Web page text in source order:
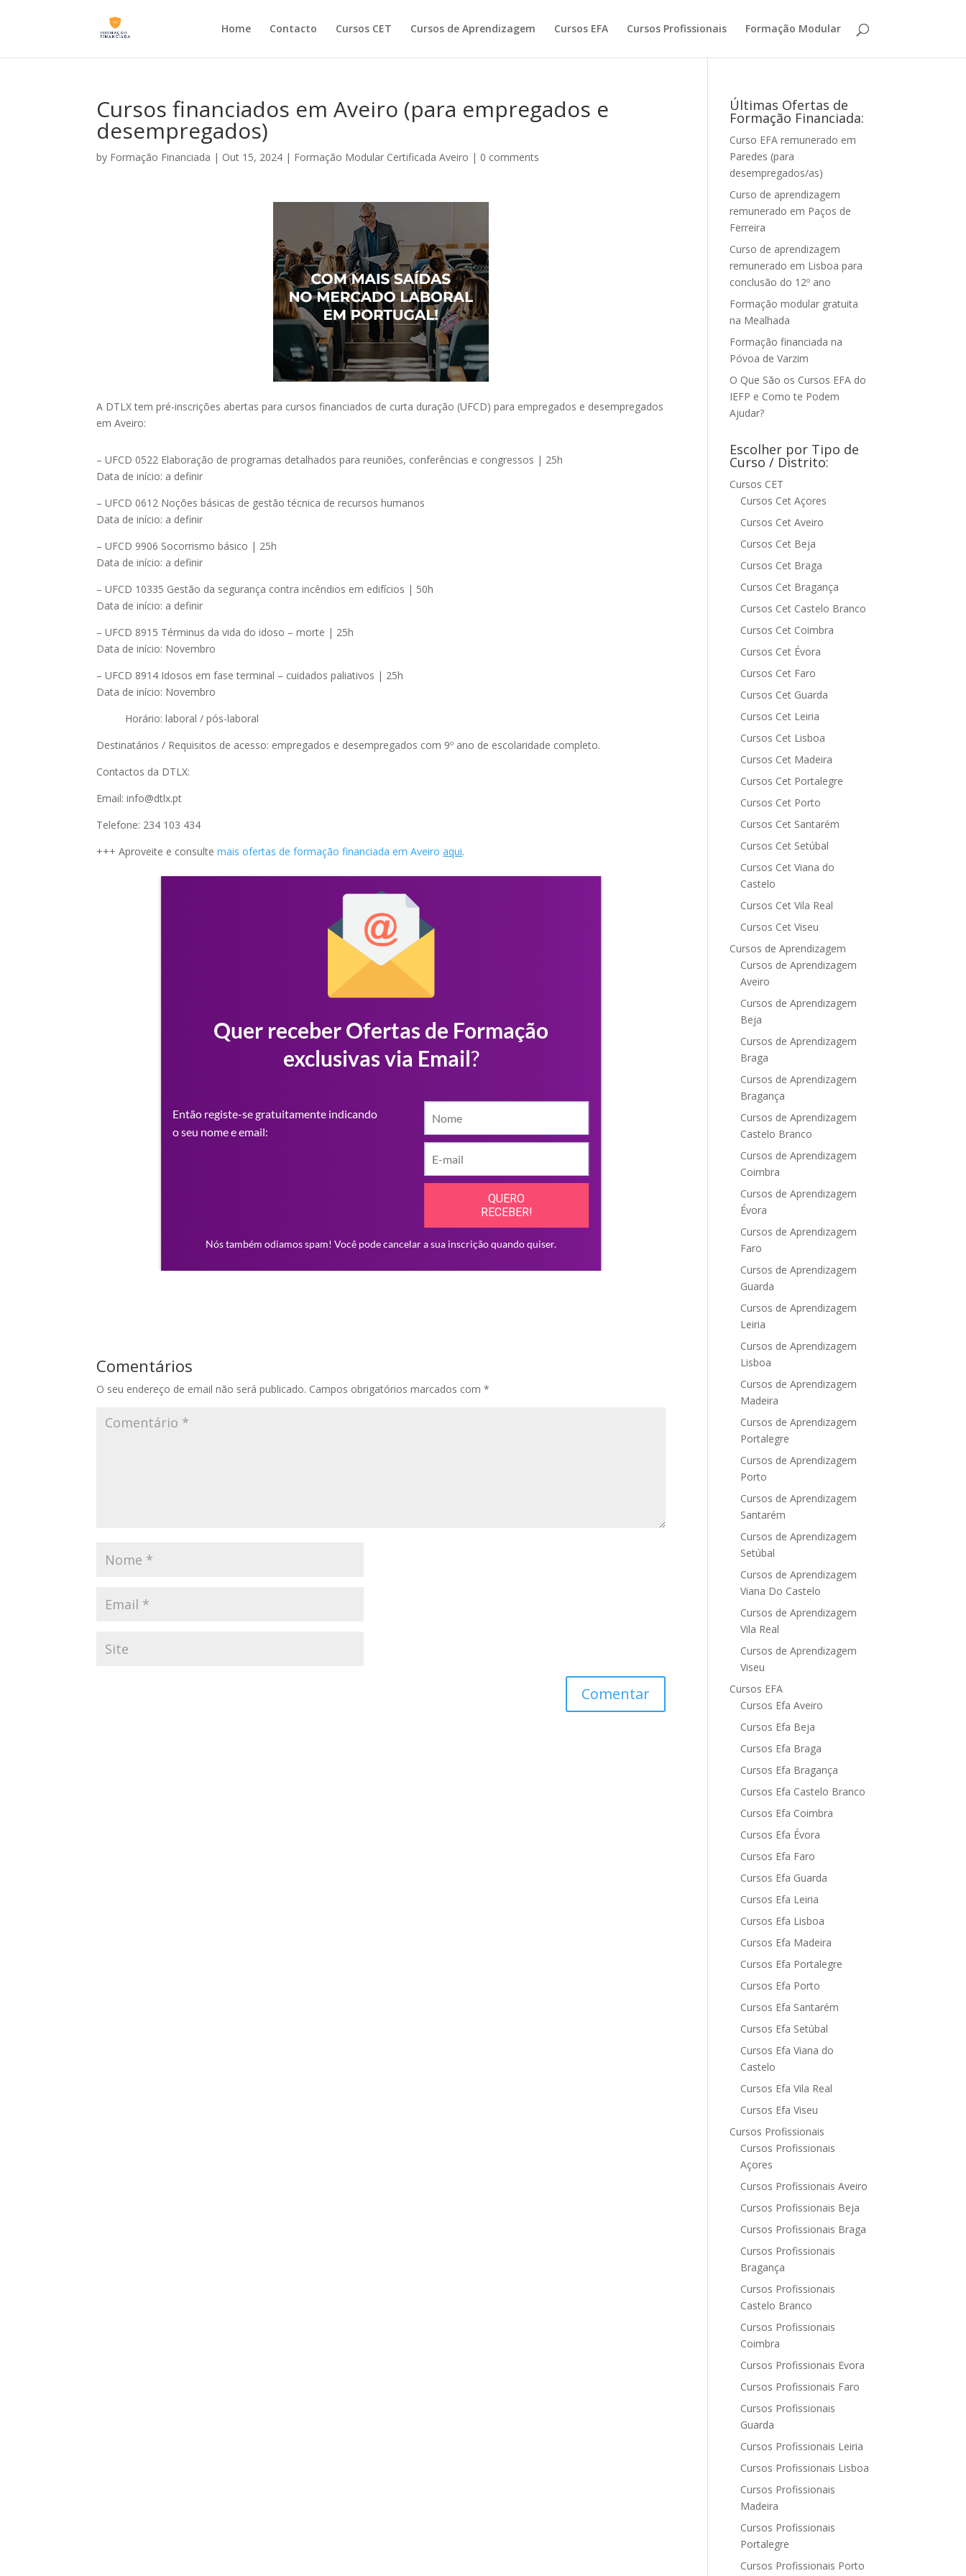
Home Contacto Cursos CET Cursos de Aprendizagem Cursos EFA Cursos Profissionais Formação Modular
Cursos financiados em Aveiro (para empregados e
desempregados)
by Formação Financiada | Out 15, 2024 | Formação Modular Certificada Aveiro | 0 comments
A DTLX tem pré-inscrições abertas para cursos financiados de curta duração (UFCD) para empregados e desempregados
em Aveiro:
– UFCD 0522 Elaboração de programas detalhados para reuniões, conferências e congressos | 25h
Data de início: a definir
– UFCD 0612 Noções básicas de gestão técnica de recursos humanos
Data de início: a definir
– UFCD 9906 Socorrismo básico | 25h
Data de início: a definir
– UFCD 10335 Gestão da segurança contra incêndios em edifícios | 50h
Data de início: a definir
– UFCD 8915 Términus da vida do idoso – morte | 25h
Data de início: Novembro
– UFCD 8914 Idosos em fase terminal – cuidados paliativos | 25h
Data de início: Novembro
Horário: laboral / pós-laboral
Destinatários / Requisitos de acesso: empregados e desempregados com 9º ano de escolaridade completo.
Contactos da DTLX:
Email: info@dtlx.pt
Telefone: 234 103 434
+++ Aproveite e consultemais ofertas de formação financiada em Aveiroaqui.
Comentários
O seu endereço de email não será publicado. Campos obrigatórios marcados com*
Últimas Ofertas de
Formação Financiada:
Curso EFA remunerado em
Paredes (para
desempregados/as)
Curso de aprendizagem
remunerado em Paços de
Ferreira
Curso de aprendizagem
remunerado em Lisboa para
conclusão do 12º ano
Formação modular gratuita
na Mealhada
Formação financiada na
Póvoa de Varzim
O Que São os Cursos EFA do
IEFP e Como te Podem
Ajudar?
Escolher por Tipo de
Curso / Distrito:
Cursos CET
Cursos Cet Açores
Cursos Cet Aveiro
Cursos Cet Beja
Cursos Cet Braga
Cursos Cet Bragança
Cursos Cet Castelo Branco
Cursos Cet Coimbra
Cursos Cet Évora
Cursos Cet Faro
Cursos Cet Guarda
Cursos Cet Leiria
Cursos Cet Lisboa
Cursos Cet Madeira
Cursos Cet Portalegre
Cursos Cet Porto
Cursos Cet Santarém
Cursos Cet Setúbal
Cursos Cet Viana do
Castelo
Cursos Cet Vila Real
Cursos Cet Viseu
Cursos de Aprendizagem
Cursos de Aprendizagem
Aveiro
Cursos de Aprendizagem
Beja
Cursos de Aprendizagem
Braga
Cursos de Aprendizagem
Bragança
Cursos de Aprendizagem
Castelo Branco
Cursos de Aprendizagem
Coimbra
Cursos de Aprendizagem
Évora
Cursos de Aprendizagem
Faro
Cursos de Aprendizagem
Guarda
Cursos de Aprendizagem
Leiria
Cursos de Aprendizagem
Lisboa
Cursos de Aprendizagem
Madeira
Cursos de Aprendizagem
Portalegre
Cursos de Aprendizagem
Porto
Cursos de Aprendizagem
Santarém
Cursos de Aprendizagem
Setúbal
Cursos de Aprendizagem
Viana Do Castelo
Cursos de Aprendizagem
Vila Real
Cursos de Aprendizagem
Viseu
Cursos EFA
Cursos Efa Aveiro
Cursos Efa Beja
Cursos Efa Braga
Cursos Efa Bragança
Cursos Efa Castelo Branco
Cursos Efa Coimbra
Cursos Efa Évora
Cursos Efa Faro
Cursos Efa Guarda
Cursos Efa Leiria
Cursos Efa Lisboa
Cursos Efa Madeira
Cursos Efa Portalegre
Cursos Efa Porto
Cursos Efa Santarém
Cursos Efa Setúbal
Cursos Efa Viana do
Castelo
Cursos Efa Vila Real
Cursos Efa Viseu
Cursos Profissionais
Cursos Profissionais
Açores
Cursos Profissionais Aveiro
Cursos Profissionais Beja
Cursos Profissionais Braga
Cursos Profissionais
Bragança
Cursos Profissionais
Castelo Branco
Cursos Profissionais
Coimbra
Cursos Profissionais Evora
Cursos Profissionais Faro
Cursos Profissionais
Guarda
Cursos Profissionais Leiria
Cursos Profissionais Lisboa
Cursos Profissionais
Madeira
Cursos Profissionais
Portalegre
Cursos Profissionais Porto